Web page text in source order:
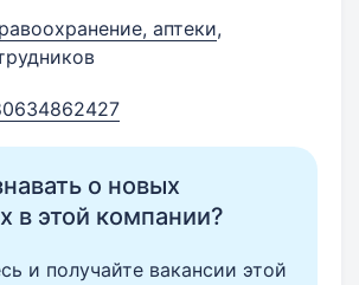
аптеки,
о новых
в этой компании?
и получайте вакансии этой